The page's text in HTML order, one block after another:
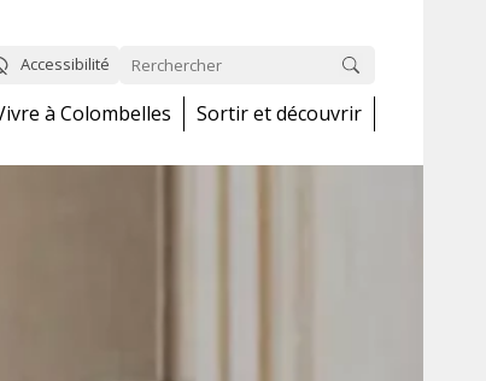
Accessibilité
à Colombelles Sortir et découvrir